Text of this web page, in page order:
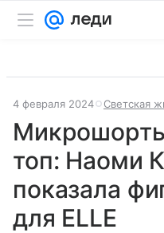
4 февраля 2024 Светская
топ: Наоми
показала
для ELLE